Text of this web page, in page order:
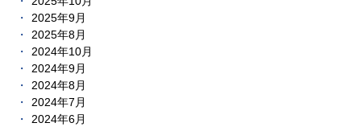
2025年9月
2025年8月
2024年10月
2024年9月
2024年8月
2024年7月
2024年6月